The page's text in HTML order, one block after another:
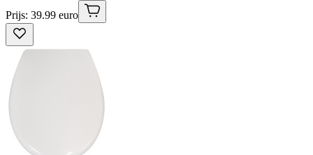
Prijs: 39.99 euro